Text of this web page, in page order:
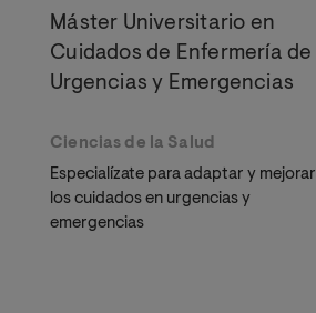
Máster Universitario en
Cuidados de Enfermería de
Urgencias y Emergencias
Ciencias de la Salud
Especialízate para adaptar y mejorar
los cuidados en urgencias y
emergencias